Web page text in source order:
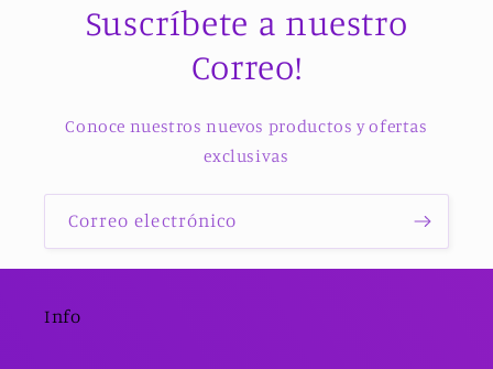
Suscríbete a nuestro
Correo!
Conoce nuestros nuevos productos y ofertas
exclusivas
Correo electrónico
Info